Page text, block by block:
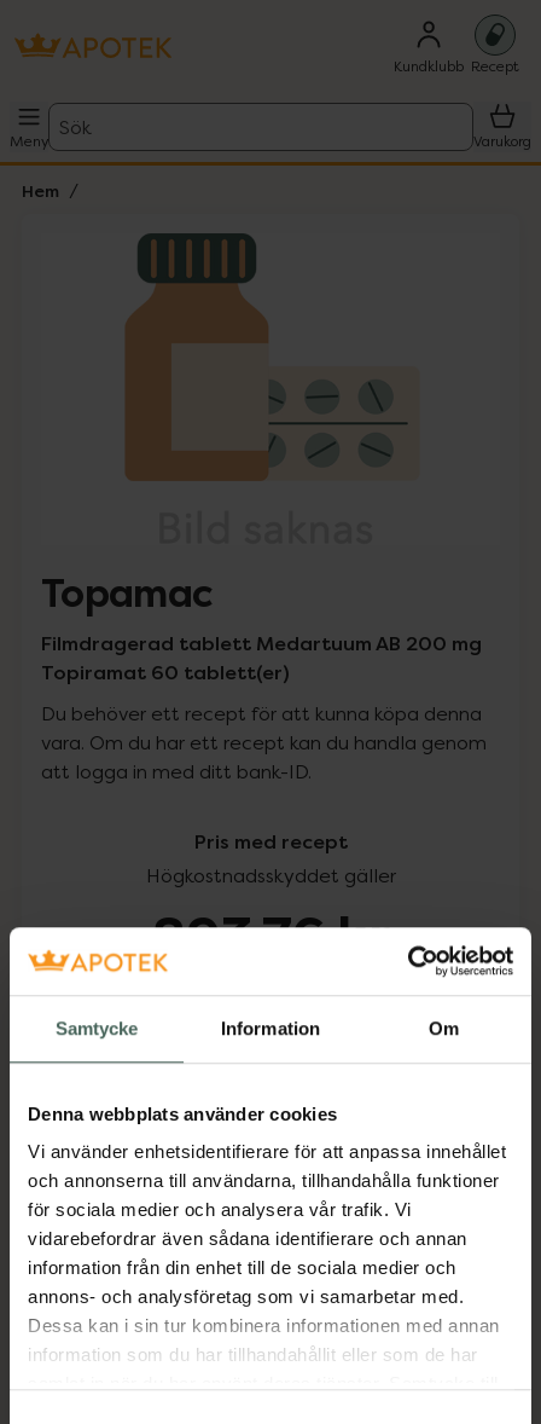
Samtycke Information Om
Denna webbplats använder cookies
Vi använder enhetsidentifierare för att anpassa innehållet
och annonserna till användarna, tillhandahålla funktioner
för sociala medier och analysera vår trafik. Vi
vidarebefordrar även sådana identifierare och annan
information från din enhet till de sociala medier och
annons- och analysföretag som vi samarbetar med.
Dessa kan i sin tur kombinera informationen med annan
information som du har tillhandahållit eller som de har
Kundklubb Recept
Meny
Sök
Varukorg
Hem
Lista: . Innehåller 1 objekt.
Topamac
Filmdragerad tablett Medartuum AB 200 mg
Topiramat 60 tablett(er)
Du behöver ett recept för att kunna köpa denna
vara. Om du har ett recept kan du handla genom
att logga in med ditt bank-ID.
Pris med recept
Högkostnadsskyddet gäller
893,76 kr
Aktuella erbjudanden
Beskrivning
Läs alltid bipacksedeln innan
användning.